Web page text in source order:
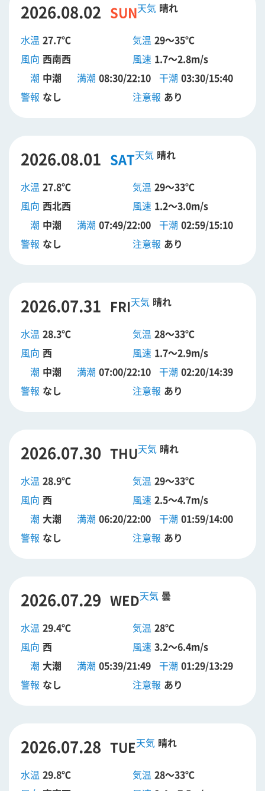
2026.08.02 SUN 晴れ
水温 27.7℃ 気温 29～35℃
風向 西南西 風速 1.7～2.8m/s
潮 中潮 満潮 08:30/22:10 干潮 03:30/15:40
警報 なし 注意報 あり
2026.08.01 SAT 晴れ
水温 27.8℃ 気温 29～33℃
風向 西北西 風速 1.2～3.0m/s
潮 中潮 満潮 07:49/22:00 干潮 02:59/15:10
警報 なし 注意報 あり
2026.07.31 FRI 晴れ
水温 28.3℃ 気温 28～33℃
風向 西 風速 1.7～2.9m/s
潮 中潮 満潮 07:00/22:10 干潮 02:20/14:39
警報 なし 注意報 あり
2026.07.30 THU 晴れ
水温 28.9℃ 気温 29～33℃
風向 西 風速 2.5～4.7m/s
潮 大潮 満潮 06:20/22:00 干潮 01:59/14:00
警報 なし 注意報 あり
2026.07.29 WED 曇
水温 29.4℃ 気温 28℃
風向 西 風速 3.2～6.4m/s
潮 大潮 満潮 05:39/21:49 干潮 01:29/13:29
警報 なし 注意報 あり
2026.07.28 TUE 晴れ
水温 29.8℃ 気温 28～33℃